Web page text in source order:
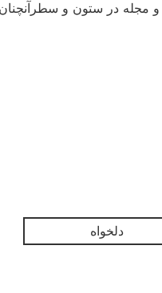
و مجله در ستون و
دلخواه